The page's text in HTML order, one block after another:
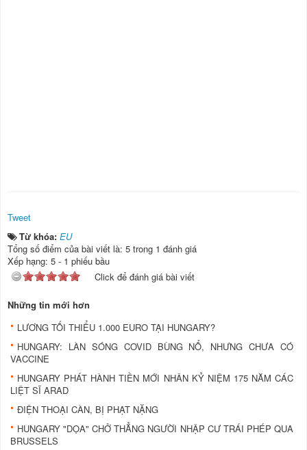
Tweet
Từ khóa: EU
Tổng số điểm của bài viết là: 5 trong 1 đánh giá
Xếp hạng: 5 - 1 phiếu bầu
Click để đánh giá bài viết
Những tin mới hơn
LƯƠNG TỐI THIỂU 1.000 EURO TẠI HUNGARY?
HUNGARY: LÀN SÓNG COVID BÙNG NỔ, NHƯNG CHƯA CÓ
VACCINE
HUNGARY PHÁT HÀNH TIỀN MỚI NHÂN KỶ NIỆM 175 NĂM CÁC
LIỆT SĨ ARAD
ĐIỆN THOẠI CÀN, BỊ PHẠT NẶNG
HUNGARY "DỌA" CHỞ THẲNG NGƯỜI NHẬP CƯ TRÁI PHÉP QUA
BRUSSELS